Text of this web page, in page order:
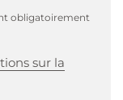
obligatoirement
sur la